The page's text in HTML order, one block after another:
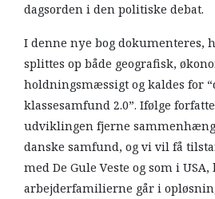
dagsorden i den politiske debat.
I denne nye bog dokumenteres,
splittes op både geografisk,
holdningsmæssigt og kaldes for
klassesamfund 2.0”. Ifølge
udviklingen fjerne
danske samfund, og vi vil få
med De Gule Veste og som i
arbejderfamilierne går i